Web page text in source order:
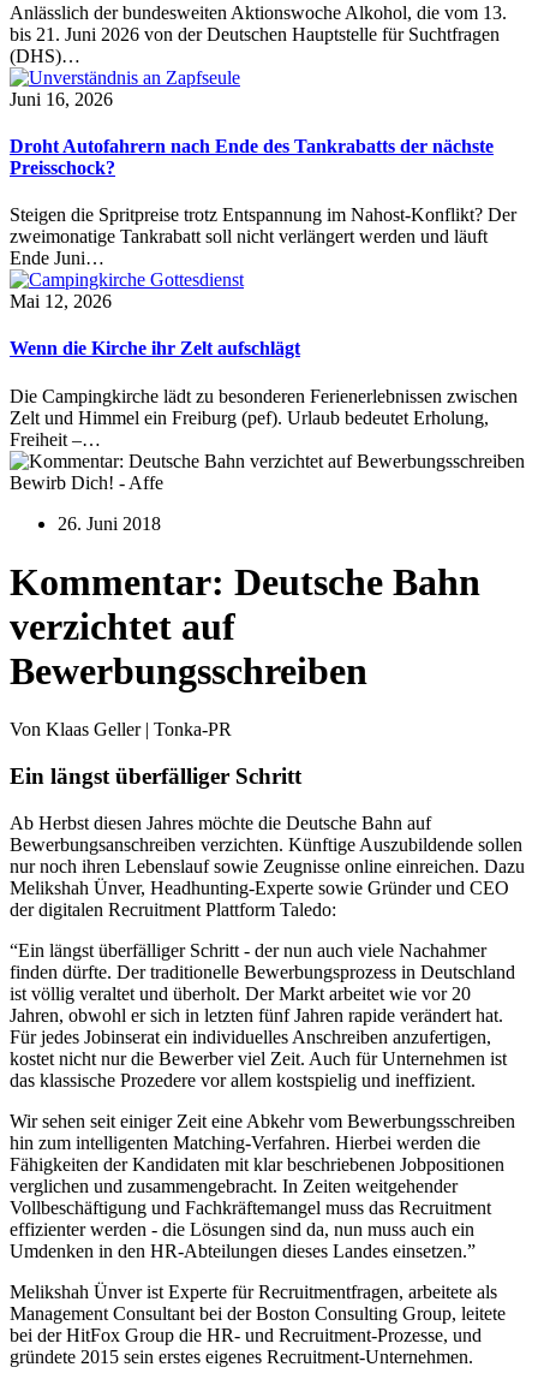
Anlässlich der bundesweiten Aktionswoche Alkohol, die vom 13.
bis 21. Juni 2026 von der Deutschen Hauptstelle für Suchtfragen
(DHS)…
Juni 16, 2026
Droht Autofahrern nach Ende des Tankrabatts der nächste
Preisschock?
Steigen die Spritpreise trotz Entspannung im Nahost-Konflikt? Der
zweimonatige Tankrabatt soll nicht verlängert werden und läuft
Ende Juni…
Mai 12, 2026
Wenn die Kirche ihr Zelt aufschlägt
Die Campingkirche lädt zu besonderen Ferienerlebnissen zwischen
Zelt und Himmel ein Freiburg (pef). Urlaub bedeutet Erholung,
Freiheit –…
Bewirb Dich! - Affe
26. Juni 2018
Kommentar: Deutsche Bahn
verzichtet auf
Bewerbungsschreiben
Von Klaas Geller | Tonka-PR
Ein längst überfälliger Schritt
Ab Herbst diesen Jahres möchte die Deutsche Bahn auf
Bewerbungsanschreiben verzichten. Künftige Auszubildende sollen
nur noch ihren Lebenslauf sowie Zeugnisse online einreichen. Dazu
Melikshah Ünver, Headhunting-Experte sowie Gründer und CEO
der digitalen Recruitment Plattform Taledo:
“Ein längst überfälliger Schritt - der nun auch viele Nachahmer
finden dürfte. Der traditionelle Bewerbungsprozess in Deutschland
ist völlig veraltet und überholt. Der Markt arbeitet wie vor 20
Jahren, obwohl er sich in letzten fünf Jahren rapide verändert hat.
Für jedes Jobinserat ein individuelles Anschreiben anzufertigen,
kostet nicht nur die Bewerber viel Zeit. Auch für Unternehmen ist
das klassische Prozedere vor allem kostspielig und ineffizient.
Wir sehen seit einiger Zeit eine Abkehr vom Bewerbungsschreiben
hin zum intelligenten Matching-Verfahren. Hierbei werden die
Fähigkeiten der Kandidaten mit klar beschriebenen Jobpositionen
verglichen und zusammengebracht. In Zeiten weitgehender
Vollbeschäftigung und Fachkräftemangel muss das Recruitment
effizienter werden - die Lösungen sind da, nun muss auch ein
Umdenken in den HR-Abteilungen dieses Landes einsetzen.”
Melikshah Ünver ist Experte für Recruitmentfragen, arbeitete als
Management Consultant bei der Boston Consulting Group, leitete
bei der HitFox Group die HR- und Recruitment-Prozesse, und
gründete 2015 sein erstes eigenes Recruitment-Unternehmen.